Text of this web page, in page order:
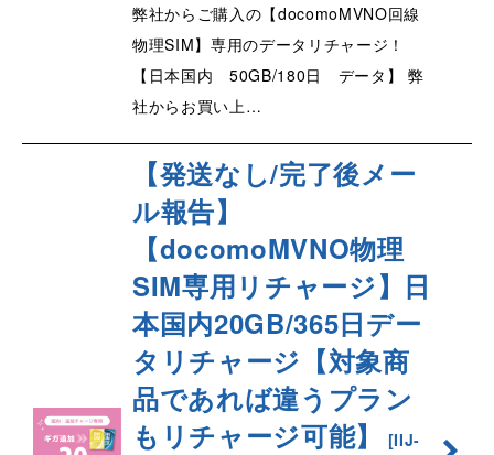
弊社からご購入の【docomoMVNO回線
物理SIM】専用のデータリチャージ！
【日本国内 50GB/180日 データ】 弊
社からお買い上…
【発送なし/完了後メー
ル報告】
【docomoMVNO物理
SIM専用リチャージ】日
本国内20GB/365日デー
タリチャージ【対象商
品であれば違うプラン
もリチャージ可能】
[IIJ-